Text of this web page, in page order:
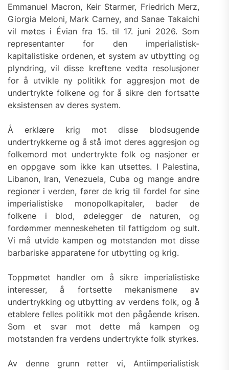
Emmanuel Macron, Keir Starmer, Friedrich Merz,
Giorgia Meloni, Mark Carney, and Sanae Takaichi
vil møtes i Évian fra 15. til 17. juni 2026. Som
representanter for den imperialistisk-
kapitalistiske ordenen, et system av utbytting og
plyndring, vil disse kreftene vedta resolusjoner
for å utvikle ny politikk for aggresjon mot de
undertrykte folkene og for å sikre den fortsatte
eksistensen av deres system.
Å erklære krig mot disse blodsugende
undertrykkerne og å stå imot deres aggresjon og
folkemord mot undertrykte folk og nasjoner er
en oppgave som ikke kan utsettes. I Palestina,
Libanon, Iran, Venezuela, Cuba og mange andre
regioner i verden, fører de krig til fordel for sine
imperialistiske monopolkapitaler, bader de
folkene i blod, ødelegger de naturen, og
fordømmer menneskeheten til fattigdom og sult.
Vi må utvide kampen og motstanden mot disse
barbariske apparatene for utbytting og krig.
Toppmøtet handler om å sikre imperialistiske
interesser, å fortsette mekanismene av
undertrykking og utbytting av verdens folk, og å
etablere felles politikk mot den pågående krisen.
Som et svar mot dette må kampen og
motstanden fra verdens undertrykte folk styrkes.
Av denne grunn retter vi, Antiimperialistisk